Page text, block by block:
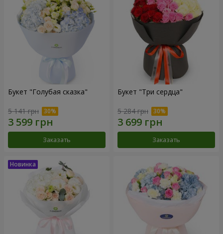
Букет "Голубая сказка"
5 141 грн
Заказать
Букет "Три сердца"
5 284 грн
Заказать